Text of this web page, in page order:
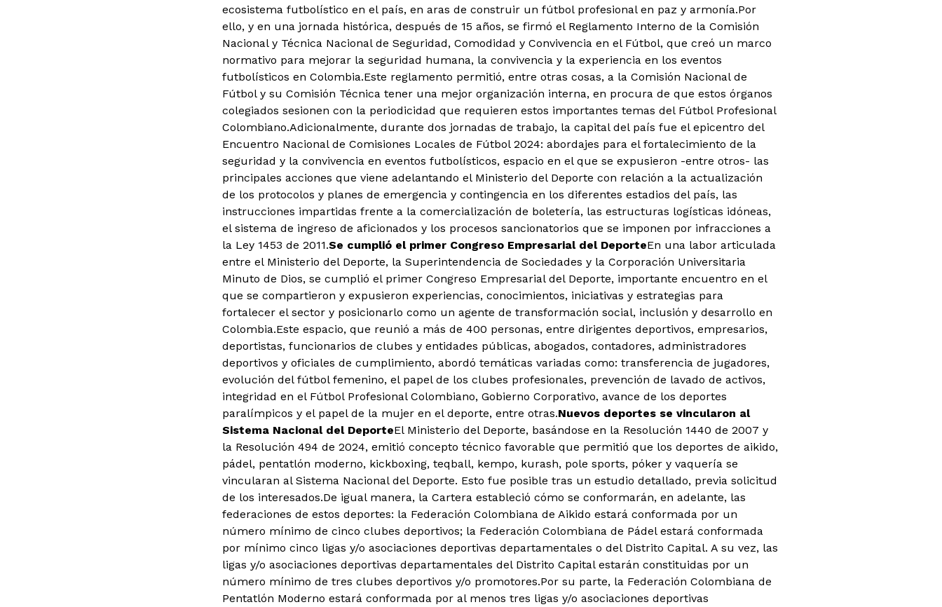
ecosistema futbolístico en el país, en aras de construir un fútbol profesional en paz y armonía.Por
ello, y en una jornada histórica, después de 15 años, se firmó el Reglamento Interno de la Comisión
Nacional y Técnica Nacional de Seguridad, Comodidad y Convivencia en el Fútbol, que creó un marco
normativo para mejorar la seguridad humana, la convivencia y la experiencia en los eventos
futbolísticos en Colombia.Este reglamento permitió, entre otras cosas, a la Comisión Nacional de
Fútbol y su Comisión Técnica tener una mejor organización interna, en procura de que estos órganos
colegiados sesionen con la periodicidad que requieren estos importantes temas del Fútbol Profesional
Colombiano.Adicionalmente, durante dos jornadas de trabajo, la capital del país fue el epicentro del
Encuentro Nacional de Comisiones Locales de Fútbol 2024: abordajes para el fortalecimiento de la
seguridad y la convivencia en eventos futbolísticos, espacio en el que se expusieron -entre otros- las
principales acciones que viene adelantando el Ministerio del Deporte con relación a la actualización
de los protocolos y planes de emergencia y contingencia en los diferentes estadios del país, las
instrucciones impartidas frente a la comercialización de boletería, las estructuras logísticas idóneas,
el sistema de ingreso de aficionados y los procesos sancionatorios que se imponen por infracciones a
la Ley 1453 de 2011.Se cumplió el primer Congreso Empresarial del DeporteEn una labor articulada
entre el Ministerio del Deporte, la Superintendencia de Sociedades y la Corporación Universitaria
Minuto de Dios, se cumplió el primer Congreso Empresarial del Deporte, importante encuentro en el
que se compartieron y expusieron experiencias, conocimientos, iniciativas y estrategias para
fortalecer el sector y posicionarlo como un agente de transformación social, inclusión y desarrollo en
Colombia.Este espacio, que reunió a más de 400 personas, entre dirigentes deportivos, empresarios,
deportistas, funcionarios de clubes y entidades públicas, abogados, contadores, administradores
deportivos y oficiales de cumplimiento, abordó temáticas variadas como: transferencia de jugadores,
evolución del fútbol femenino, el papel de los clubes profesionales, prevención de lavado de activos,
integridad en el Fútbol Profesional Colombiano, Gobierno Corporativo, avance de los deportes
paralímpicos y el papel de la mujer en el deporte, entre otras.Nuevos deportes se vincularon al
Sistema Nacional del DeporteEl Ministerio del Deporte, basándose en la Resolución 1440 de 2007 y
la Resolución 494 de 2024, emitió concepto técnico favorable que permitió que los deportes de aikido,
pádel, pentatlón moderno, kickboxing, teqball, kempo, kurash, pole sports, póker y vaquería se
vincularan al Sistema Nacional del Deporte. Esto fue posible tras un estudio detallado, previa solicitud
de los interesados.De igual manera, la Cartera estableció cómo se conformarán, en adelante, las
federaciones de estos deportes: la Federación Colombiana de Aikido estará conformada por un
número mínimo de cinco clubes deportivos; la Federación Colombiana de Pádel estará conformada
por mínimo cinco ligas y/o asociaciones deportivas departamentales o del Distrito Capital. A su vez, las
ligas y/o asociaciones deportivas departamentales del Distrito Capital estarán constituidas por un
número mínimo de tres clubes deportivos y/o promotores.Por su parte, la Federación Colombiana de
Pentatlón Moderno estará conformada por al menos tres ligas y/o asociaciones deportivas